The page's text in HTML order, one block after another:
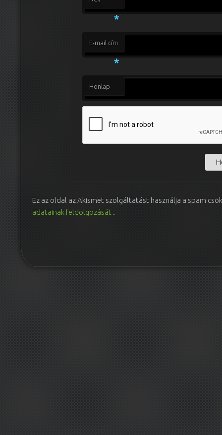
*
E-mail cím
*
Honlap
Ez az oldal az Akismet szolgáltatást használja a spam
adatainak feldolgozását .